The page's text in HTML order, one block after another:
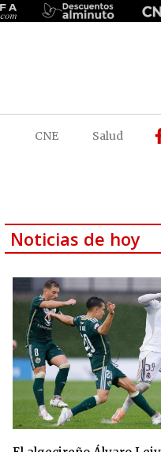
CNE Salud
Noticias de hoy